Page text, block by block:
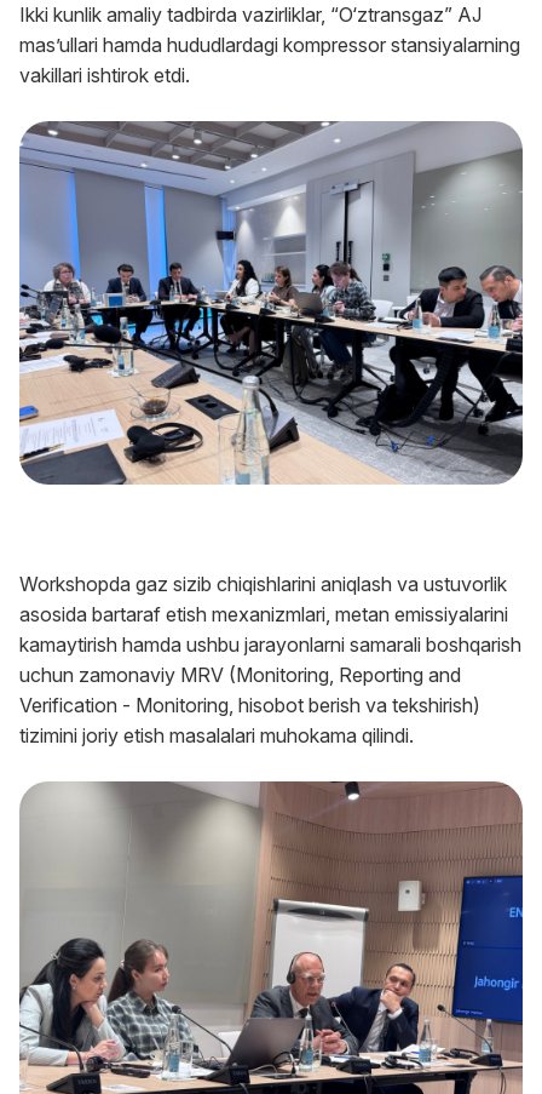
Ikki kunlik amaliy tadbirda vazirliklar, “O‘ztransgaz” AJ
masʼullari hamda hududlardagi kompressor stansiyalarning
vakillari ishtirok etdi.
Workshopda gaz sizib chiqishlarini aniqlash va ustuvorlik
asosida bartaraf etish mexanizmlari, metan emissiyalarini
kamaytirish hamda ushbu jarayonlarni samarali boshqarish
uchun zamonaviy MRV (Monitoring, Reporting and
Verification - Monitoring, hisobot berish va tekshirish)
tizimini joriy etish masalalari muhokama qilindi.